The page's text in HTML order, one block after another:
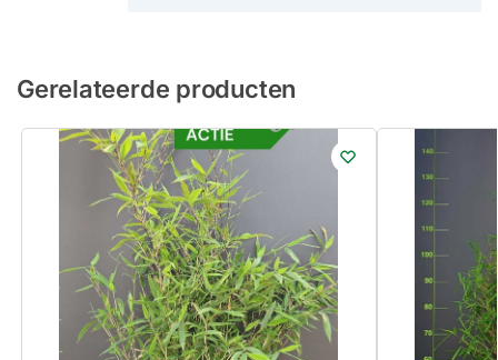
Gerelateerde producten